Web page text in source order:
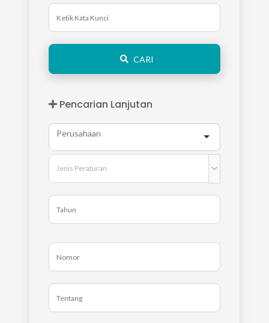
CARI
Pencarian Lanjutan